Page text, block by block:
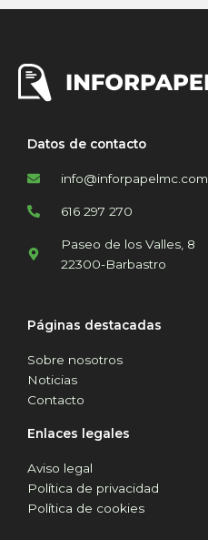
Datos de contacto
info@inforpapelmc.com
616 297 270
Paseo de los Valles, 8
22300-Barbastro
Páginas destacadas
Sobre nosotros
Noticias
Contacto
Enlaces legales
Aviso legal
Política de privacidad
Política de cookies